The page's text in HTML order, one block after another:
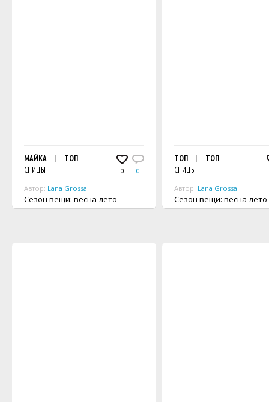
0 0
МАЙКА
ТОП
СПИЦЫ
Автор: Lana Grossa
Сезон вещи: весна-лето
ТОП
ТОП
СПИЦЫ
Автор: Lana Grossa
Сезон вещи: весна-лето